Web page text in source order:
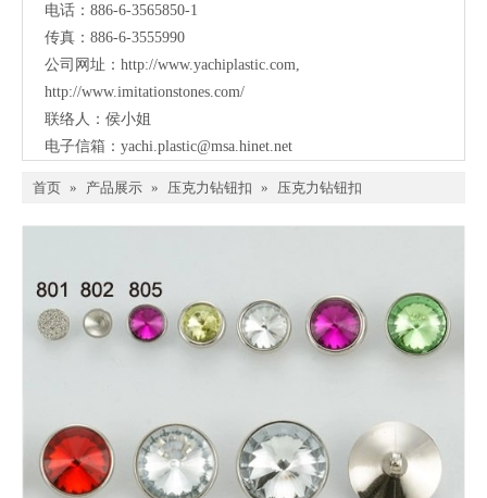
电话：886-6-3565850-1
传真：886-6-3555990
公司网址： http://www.yachiplastic.com
http://www.imitationstones.com/
联络人：侯小姐
电子信箱： yachi.plastic@msa.hinet.net
首页 » 产品展示 » 压克力钻钮扣 » 压克力钻钮扣